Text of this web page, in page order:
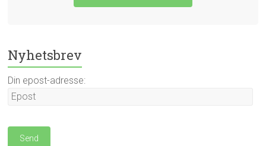
Nyhetsbrev
Din epost-adresse: